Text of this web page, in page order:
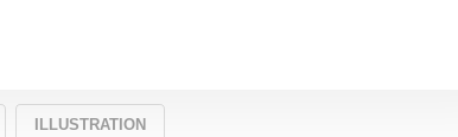
ILLUSTRATION